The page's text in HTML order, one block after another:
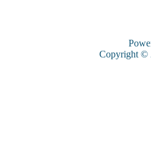
Copyright ©